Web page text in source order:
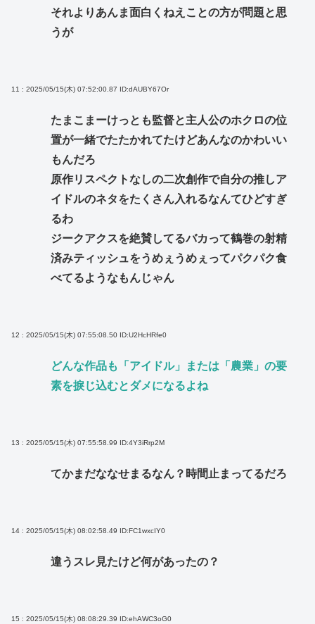
それよりあんま面白くねえことの方が問題と思
うが
11 : 2025/05/15(木) 07:52:00.87 ID:dAUBY67Or
たまこまーけっとも監督と主人公のホクロの位
置が一緒でたたかれてたけどあんなのかわいい
もんだろ
原作リスペクトなしの二次創作で自分の推しア
イドルのネタをたくさん入れるなんてひどすぎ
るわ
ジークアクスを絶賛してるバカって鶴巻の射精
済みティッシュをうめぇうめぇってパクパク食
べてるようなもんじゃん
12 : 2025/05/15(木) 07:55:08.50 ID:U2HcHRfe0
どんな作品も「アイドル」または「農業」の要
素を捩じ込むとダメになるよね
13 : 2025/05/15(木) 07:55:58.99 ID:4Y3iRrp2M
てかまだななせまるなん？時間止まってるだろ
14 : 2025/05/15(木) 08:02:58.49 ID:FC1wxcIY0
違うスレ見たけど何があったの？
15 : 2025/05/15(木) 08:08:29.39 ID:ehAWC3oG0